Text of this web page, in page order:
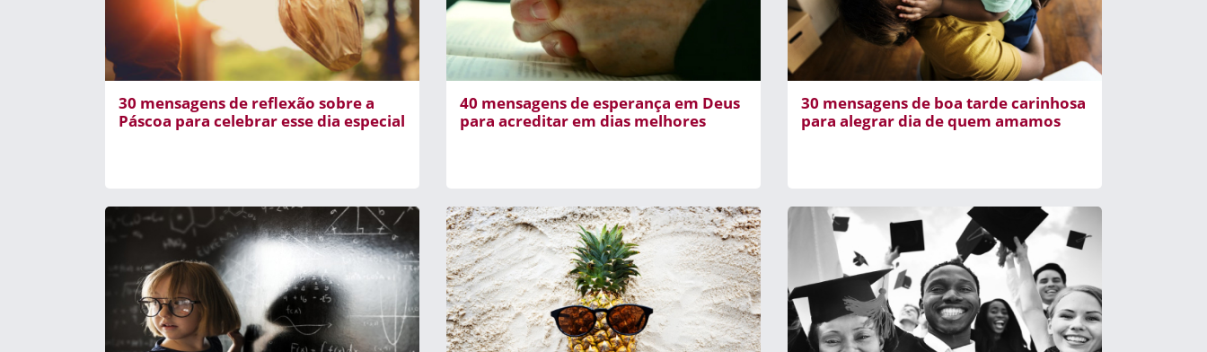
30 mensagens de reflexão sobre a
Páscoa para celebrar esse dia especial
40 mensagens de esperança em Deus
para acreditar em dias melhores
30 mensagens de boa tarde carinhosa
para alegrar dia de quem amamos